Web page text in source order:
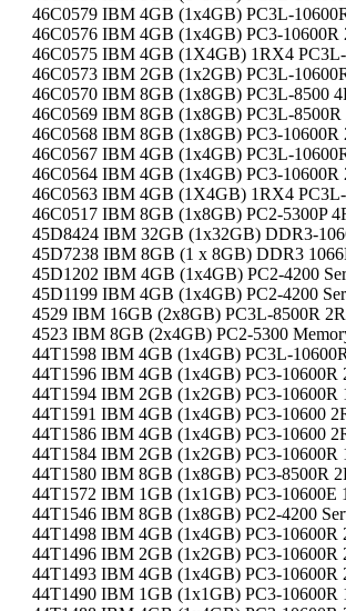
46C0579 IBM 4GB (1x4GB) PC3L-
46C0576 IBM 4GB (1x4GB) PC3-10600R
46C0575 IBM 4GB (1X4GB) 1RX4
46C0573 IBM 2GB (1x2GB) PC3L-
46C0570 IBM 8GB (1x8GB) PC3L-8500
46C0569 IBM 8GB (1x8GB) PC3L-8500R
46C0568 IBM 8GB (1x8GB) PC3-10600R
46C0567 IBM 4GB (1x4GB) PC3L-
46C0564 IBM 4GB (1x4GB) PC3-10600R
46C0563 IBM 4GB (1X4GB) 1RX4
46C0517 IBM 8GB (1x8GB) PC2-5300P
45D8424 IBM 32GB (1x32GB) DDR3-
45D7238 IBM 8GB (1 x 8GB) DDR3
45D1202 IBM 4GB (1x4GB) PC2-4200
45D1199 IBM 4GB (1x4GB) PC2-4200
4529 IBM 16GB (2x8GB) PC3L-8500R
4523 IBM 8GB (2x4GB) PC2-5300
44T1598 IBM 4GB (1x4GB) PC3L-
44T1596 IBM 4GB (1x4GB) PC3-10600R
44T1594 IBM 2GB (1x2GB) PC3-10600R
44T1591 IBM 4GB (1x4GB) PC3-10600
44T1586 IBM 4GB (1x4GB) PC3-10600
44T1584 IBM 2GB (1x2GB) PC3-10600R
44T1580 IBM 8GB (1x8GB) PC3-8500R
44T1572 IBM 1GB (1x1GB) PC3-10600E
44T1546 IBM 8GB (1x8GB) PC2-4200
44T1498 IBM 4GB (1x4GB) PC3-10600R
44T1496 IBM 2GB (1x2GB) PC3-10600R
44T1493 IBM 4GB (1x4GB) PC3-10600R
44T1490 IBM 1GB (1x1GB) PC3-10600R